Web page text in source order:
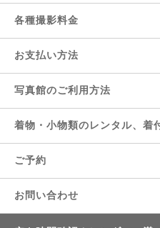
各種撮影料金
お支払い方法
写真館のご利用方法
着物・小物類のレンタル、着
ご予約
お問い合わせ